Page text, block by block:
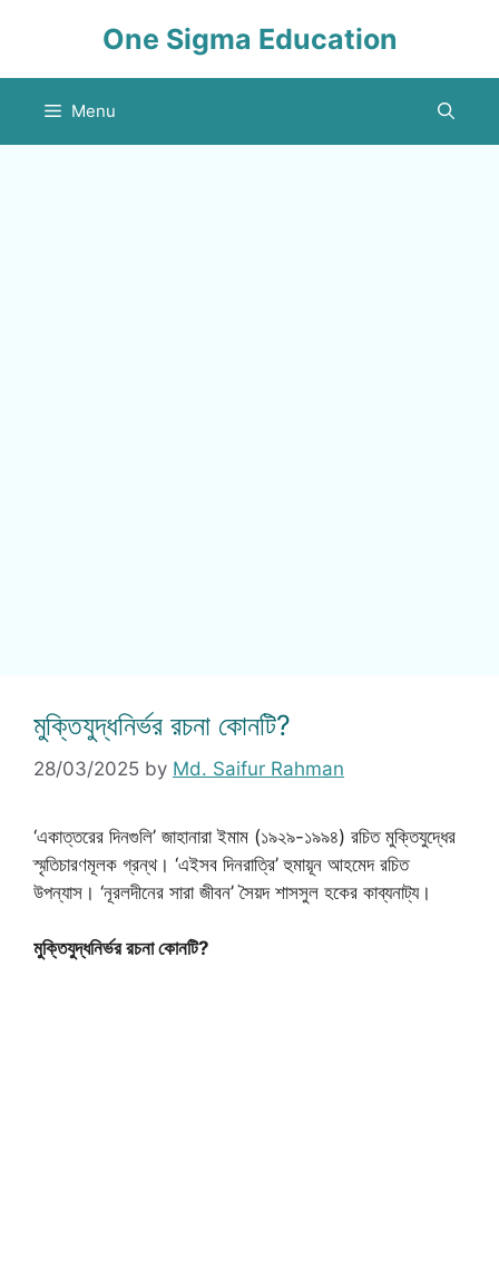
One Sigma Education
Menu
মুক্তিযুদ্ধনির্ভর রচনা কোনটি?
28/03/2025 by Md. Saifur Rahman
‘একাত্তরের দিনগুলি’ জাহানারা ইমাম (১৯২৯-১৯৯৪) রচিত মুক্তিযুদ্ধের
স্মৃতিচারণমূলক গ্রন্থ। ‘এইসব দিনরাত্রি’ হুমায়ূন আহমেদ রচিত
উপন্যাস। ‘নূরলদীনের সারা জীবন’ সৈয়দ শাসসুল হকের কাব্যনাট্য।
মুক্তিযুদ্ধনির্ভর রচনা কোনটি?